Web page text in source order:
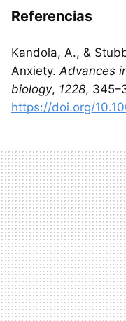
Referencias
Kandola, A., &
Anxiety.Advances
biology, 1228,
https://doi.org/